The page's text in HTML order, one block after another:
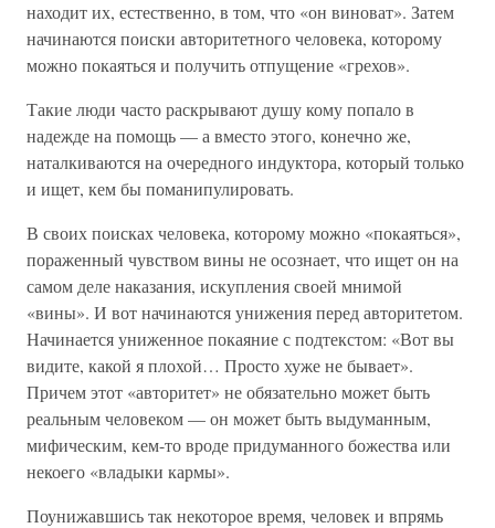
находит их, естественно, в том, что «он виноват». Затем
начинаются поиски авторитетного человека, которому
можно покаяться и получить отпущение «грехов».
Такие люди часто раскрывают душу кому попало в
надежде на помощь — а вместо этого, конечно же,
наталкиваются на очередного индуктора, который только
и ищет, кем бы поманипулировать.
В своих поисках человека, которому можно «покаяться»,
пораженный чувством вины не осознает, что ищет он на
самом деле наказания, искупления своей мнимой
«вины». И вот начинаются унижения перед авторитетом.
Начинается униженное покаяние с подтекстом: «Вот вы
видите, какой я плохой… Просто хуже не бывает».
Причем этот «авторитет» не обязательно может быть
реальным человеком — он может быть выдуманным,
мифическим, кем-то вроде придуманного божества или
некоего «владыки кармы».
Поунижавшись так некоторое время, человек и впрямь